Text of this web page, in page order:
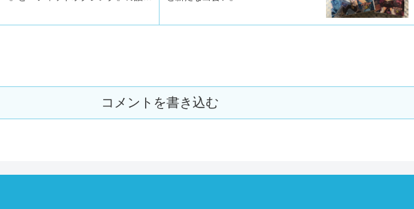
コメントを書き込む